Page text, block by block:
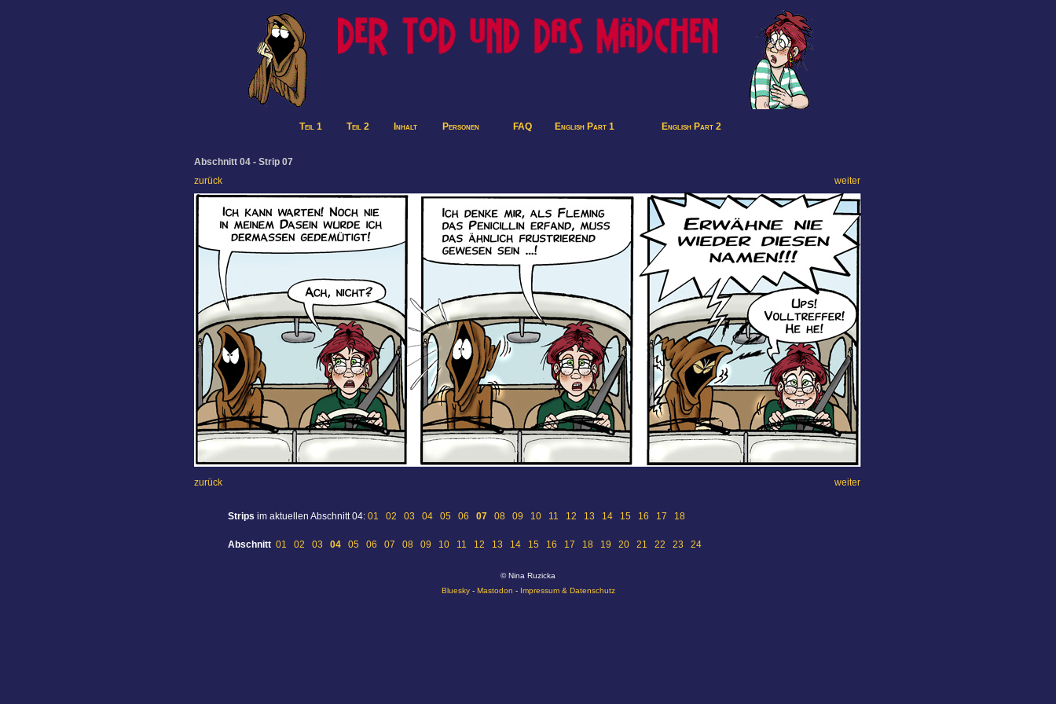
Teil 1 Teil 2 Inhalt Personen FAQ English Part 1 English Part 2
Abschnitt 04 - Strip 07
zurück
weiter
zurück weiter
Strips im aktuellen Abschnitt 04: 01 02 03 04 05 06 07 08 09 10 11 12 13 14 15 16 17 18
Abschnitt 01 02 03 04 05 06 07 08 09 10 11 12 13 14 15 16 17 18 19 20 21 22 23 24
© Nina Ruzicka
Bluesky- Mastodon - Impressum & Datenschutz